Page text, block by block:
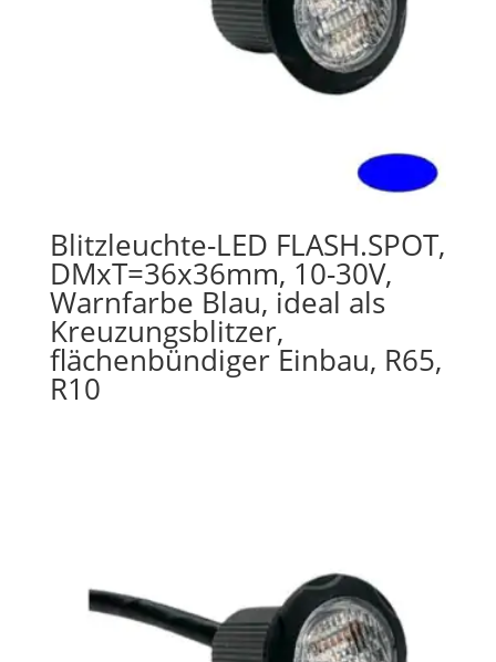
Blitzleuchte-LED FLASH.SPOT,
DMxT=36x36mm, 10-30V,
Warnfarbe Blau, ideal als
Kreuzungsblitzer,
flächenbündiger Einbau, R65,
R10